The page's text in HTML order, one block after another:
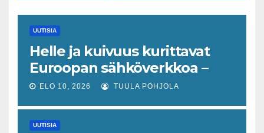
UUTISIA
Helle ja kuivuus kurittavat
Euroopan sähköverkkoa –
ydinvoimaloita on jouduttu
kun kulutus kasvaa
ELO 10, 2026 TUULA POHJOLA
UUTISIA